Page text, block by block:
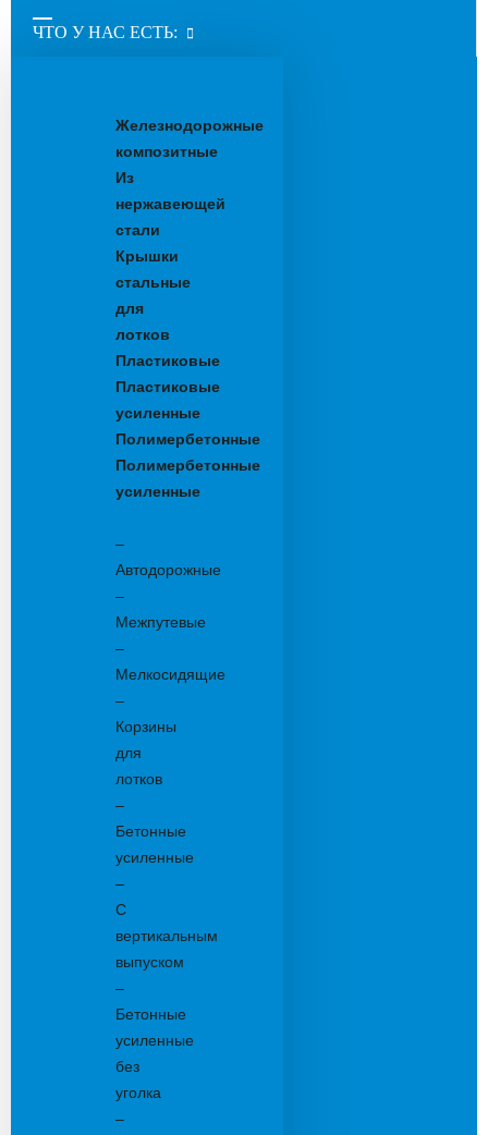
ЧТО У НАС ЕСТЬ:
Железнодорожные
композитные
Из
нержавеющей
стали
Крышки
стальные
для
лотков
Пластиковые
Пластиковые
усиленные
Полимербетонные
Полимербетонные
усиленные
–
Автодорожные
–
Межпутевые
–
Мелкосидящие
–
Корзины
для
лотков
–
Бетонные
усиленные
–
С
вертикальным
выпуском
–
Бетонные
усиленные
без
уголка
–